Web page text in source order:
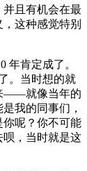
且有机会在最
这种感觉特别
年肯定成了。
。当时想的就
——就像当年的
我的同事们，
你呢？你不可能
，当时就是这